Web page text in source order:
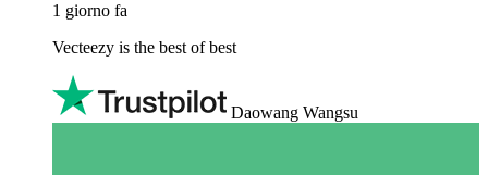
1 giorno fa
Vecteezy is the best of best
Daowang Wangsu